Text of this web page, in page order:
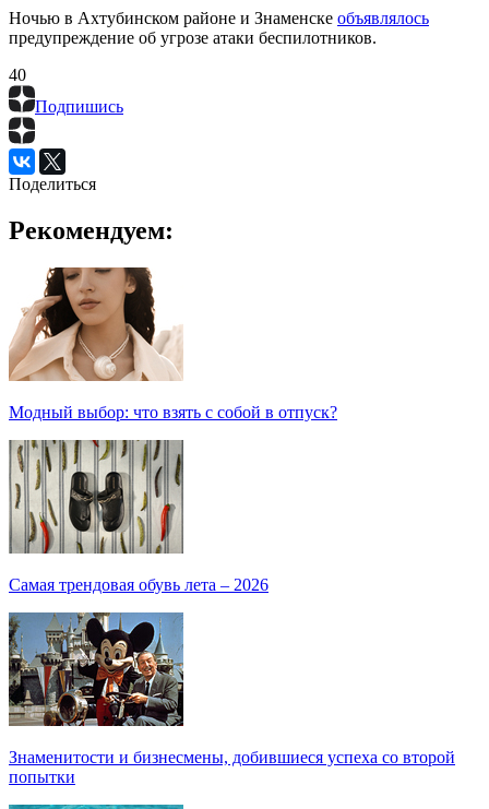
Ночью в Ахтубинском районе и Знаменске объявлялось
предупреждение об угрозе атаки беспилотников.
40
Подпишись
Поделиться
Рекомендуем:
Модный выбор: что взять с собой в отпуск?
Самая трендовая обувь лета – 2026
Знаменитости и бизнесмены, добившиеся успеха со второй
попытки